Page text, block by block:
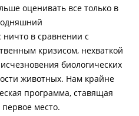
оценивать все только в
в сравнении с
кризисом, нехваткой
биологических
животных. Нам крайне
программа, ставящая
место.